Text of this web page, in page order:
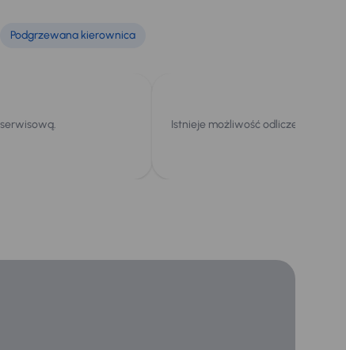
Podgrzewana kierownica
Istnieje możliwość odliczenia